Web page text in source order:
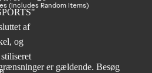
(Includes Random Items)
er gældende. Besøg